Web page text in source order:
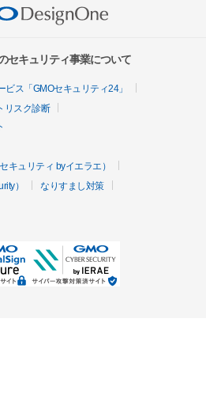
セキュリティ事業について
ス「GMOセキュリティ24」
リスク診断
キュリティ byイエラエ）
）
なりすまし対策